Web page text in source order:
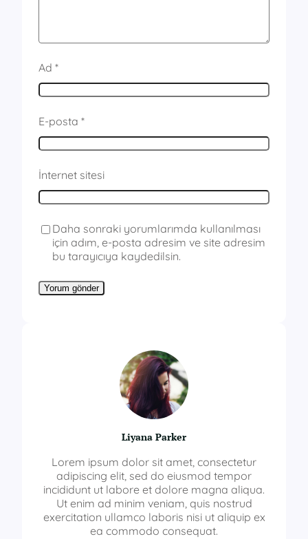
Ad *
E-posta *
İnternet sitesi
Daha sonraki yorumlarımda kullanılması
için adım, e-posta adresim ve site adresim
bu tarayıcıya kaydedilsin.
Liyana Parker
Lorem ipsum dolor sit amet, consectetur
adipiscing elit, sed do eiusmod tempor
incididunt ut labore et dolore magna aliqua.
Ut enim ad minim veniam, quis nostrud
exercitation ullamco laboris nisi ut aliquip ex
ea commodo consequat.